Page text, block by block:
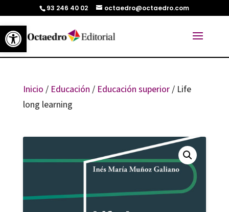
Abrir barra de herramientas
93 246 40 02 octaedro@octaedro.com
Inicio / Educación / Educación superior/ Life
long learning